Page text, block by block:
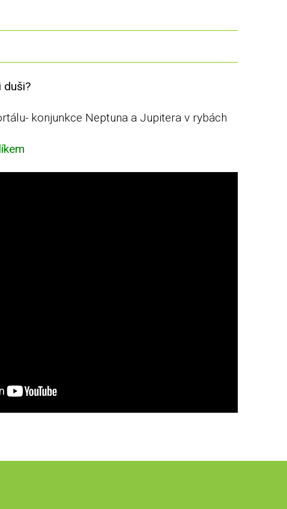
duši?
konjunkce Neptuna a Jupitera v rybách